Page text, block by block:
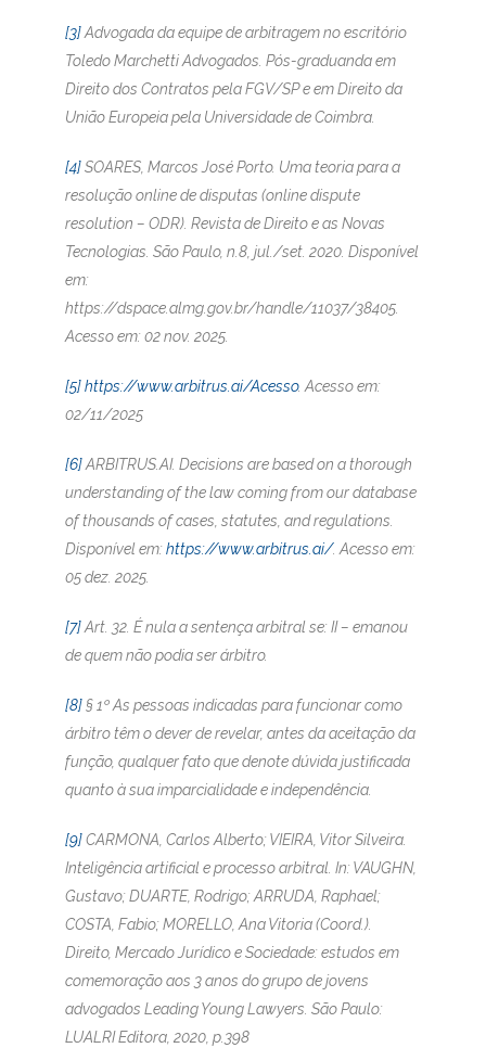
[3]Advogada da equipe de arbitragem no escritório
Toledo Marchetti Advogados. Pós-graduanda em
Direito dos Contratos pela FGV/SP e em Direito da
União Europeia pela Universidade de Coimbra.
[4]SOARES, Marcos José Porto. Uma teoria para a
resolução online de disputas (online dispute
resolution – ODR). Revista de Direito e as Novas
Tecnologias. São Paulo, n.8, jul./set. 2020. Disponível
em:
https://dspace.almg.gov.br/handle/11037/38405.
Acesso em: 02 nov. 2025.
[5] https://www.arbitrus.ai/Acesso. Acesso em:
02/11/2025
[6]ARBITRUS.AI. Decisions are based on a thorough
understanding of the law coming from our database
of thousands of cases, statutes, and regulations.
Disponível em:https://www.arbitrus.ai/. Acesso em:
05 dez. 2025.
[7]Art. 32. É nula a sentença arbitral se: II – emanou
de quem não podia ser árbitro.
[8]§ 1º As pessoas indicadas para funcionar como
árbitro têm o dever de revelar, antes da aceitação da
função, qualquer fato que denote dúvida justificada
quanto à sua imparcialidade e independência.
[9]CARMONA, Carlos Alberto; VIEIRA, Vitor Silveira.
Inteligência artificial e processo arbitral. In: VAUGHN,
Gustavo; DUARTE, Rodrigo; ARRUDA, Raphael;
COSTA, Fabio; MORELLO, Ana Vitoria (Coord.).
Direito, Mercado Jurídico e Sociedade: estudos em
comemoração aos 3 anos do grupo de jovens
advogados Leading Young Lawyers. São Paulo:
LUALRI Editora, 2020, p.398